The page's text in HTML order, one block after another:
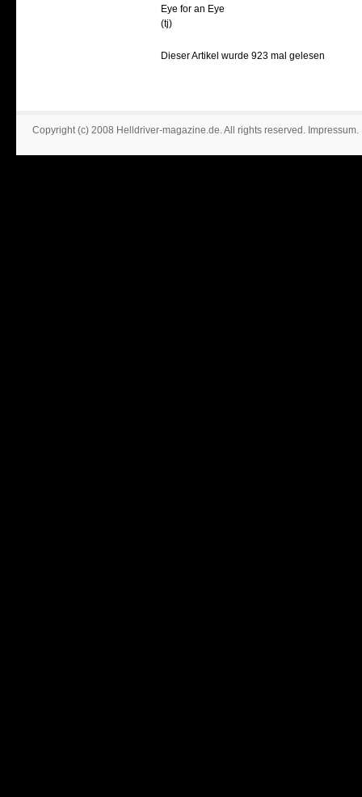
Eye for an Eye
(tj)
Dieser Artikel wurde 923 mal gelesen
Copyright (c) 2008 Helldriver-magazine.de. All rights reserved. Impressum